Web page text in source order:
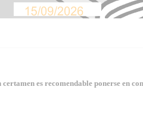
es recomendable ponerse en